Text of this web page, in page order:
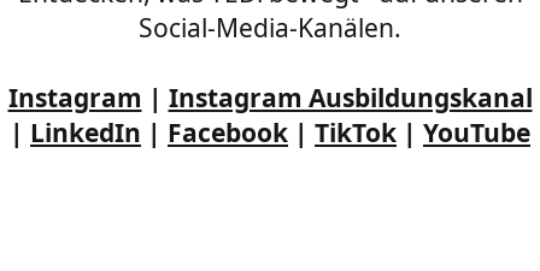
Social-Media-Kanälen.
Instagram | Instagram Ausbildungskanal
| LinkedIn | Facebook | TikTok | YouTube